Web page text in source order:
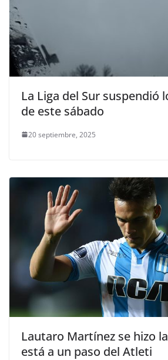
La Liga del Sur suspendió
de este sábado
20 septiembre, 2025
Lautaro Martínez se hizo
está a un paso del Atleti